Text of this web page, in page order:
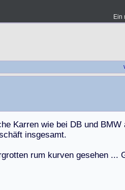
Ein
he Karren wie bei DB und BMW
chäft insgesamt.
grotten rum kurven gesehen ...